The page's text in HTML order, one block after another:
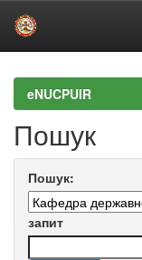
navigationeNUCPUIR
Пошук
Пошук:
запит